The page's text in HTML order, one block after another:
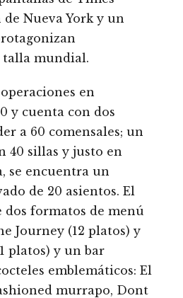
Nueva York y un
talla mundial.
en
y cuenta con dos
a 60 comensales; un
40 sillas y justo en
se encuentra un
de 20 asientos. El
formatos de menú
Journey (12 platos) y
platos) y un bar
emblemáticos: El
murrapo, Dont